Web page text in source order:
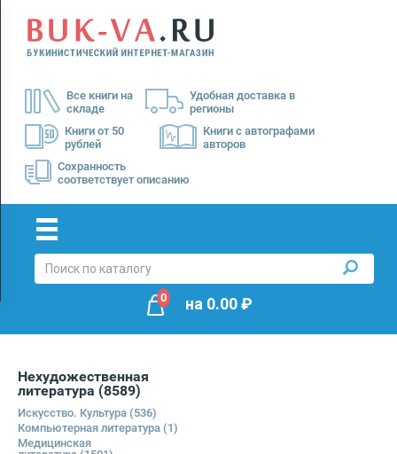
Все книги на
складе
Удобная доставка в
регионы
Книги от 50
рублей
Книги с автографами
авторов
Сохранность
соответствует описанию
Menu
Доставка
Оплата
0 на 0.00₽
Нехудожественная
литература (8589)
Искусство. Культура (536)
Компьютерная литература (1)
Медицинская